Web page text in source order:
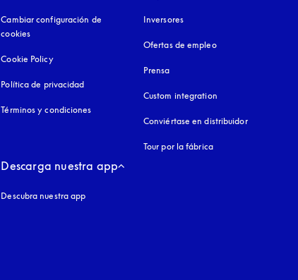
Cambiar configuración de
cookies
Cookie Policyapertura en una pestaña nueva
Política de privacidad
Términos y condiciones
Inversores
Ofertas de empleo
Prensa
Custom integration
Conviértase en distribuidor
Tour por la fábrica
Descarga nuestra app
Descubra nuestra app